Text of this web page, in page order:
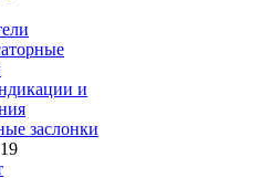
и
заслонки